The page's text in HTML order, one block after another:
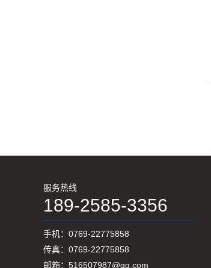
GJ-16A 压簧机
服务热线
189-2585-3356
手机：0769-22775858
传真：0769-22775858
邮箱：516507987@qq.com